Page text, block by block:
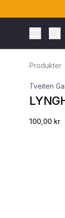
Toggle
Produkter
Tveiten
100,00 kr